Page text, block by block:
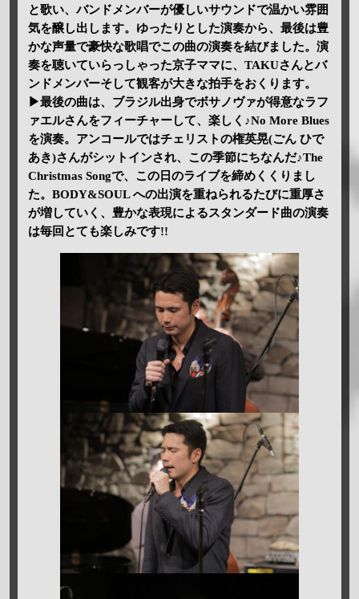
と歌い、バンドメンバーが優しいサウンドで温かい雰囲
気を醸し出します。ゆったりとした演奏から、最後は豊
かな声量で豪快な歌唱でこの曲の演奏を結びました。演
奏を聴いていらっしゃった京子ママに、TAKUさんとバ
ンドメンバーそして観客が大きな拍手をおくります。
▶最後の曲は、ブラジル出身でボサノヴァが得意なラフ
ァエルさんをフィーチャーして、楽しく♪No More Blues
を演奏。アンコールではチェリストの権英晃(ごん ひで
あき)さんがシットインされ、この季節にちなんだ♪The
Christmas Songで、この日のライブを締めくくりまし
た。BODY&SOUL への出演を重ねられるたびに重厚さ
が増していく、豊かな表現によるスタンダード曲の演奏
は毎回とても楽しみです!!